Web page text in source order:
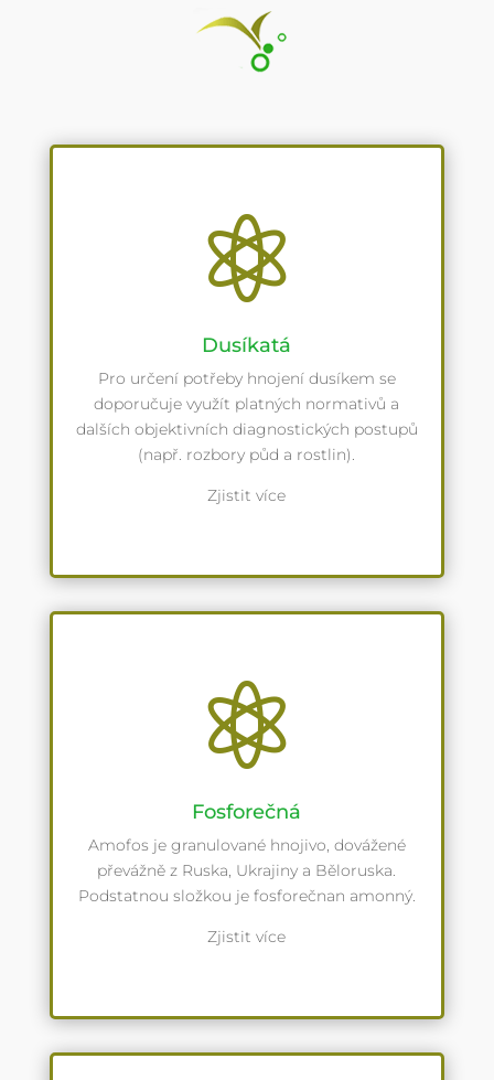

Dusíkatá
Pro určení potřeby hnojení dusíkem se
doporučuje využít platných normativů a
dalších objektivních diagnostických postupů
(např. rozbory půd a rostlin).
Zjistit více

Fosforečná
Amofos je granulované hnojivo, dovážené
převážně z Ruska, Ukrajiny a Běloruska.
Podstatnou složkou je fosforečnan amonný.
Zjistit více